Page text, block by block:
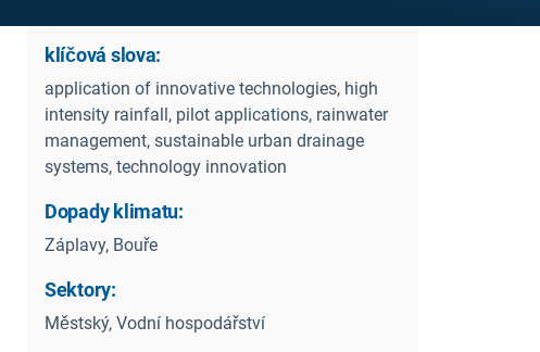
klíčová slova:
application of innovative technologies, high
intensity rainfall, pilot applications, rainwater
management, sustainable urban drainage
systems, technology innovation
Dopady klimatu:
Záplavy, Bouře
Sektory:
Městský, Vodní hospodářství